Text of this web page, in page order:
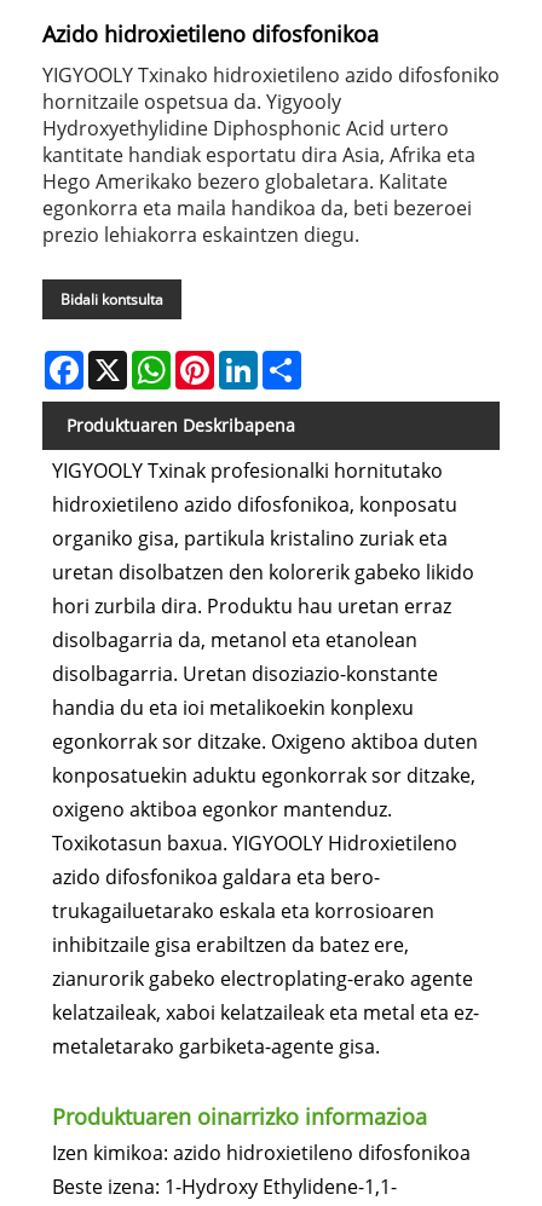
Azido hidroxietileno difosfonikoa
YIGYOOLY Txinako hidroxietileno azido difosfoniko
hornitzaile ospetsua da. Yigyooly
Hydroxyethylidine Diphosphonic Acid urtero
kantitate handiak esportatu dira Asia, Afrika eta
Hego Amerikako bezero globaletara. Kalitate
egonkorra eta maila handikoa da, beti bezeroei
prezio lehiakorra eskaintzen diegu.
Bidali kontsulta
Facebook
X WhatsAppPinterestLinkedIn
Produktuaren Deskribapena
YIGYOOLY Txinak profesionalki hornitutako
hidroxietileno azido difosfonikoa, konposatu
organiko gisa, partikula kristalino zuriak eta
uretan disolbatzen den kolorerik gabeko likido
hori zurbila dira. Produktu hau uretan erraz
disolbagarria da, metanol eta etanolean
disolbagarria. Uretan disoziazio-konstante
handia du eta ioi metalikoekin konplexu
egonkorrak sor ditzake. Oxigeno aktiboa duten
konposatuekin aduktu egonkorrak sor ditzake,
oxigeno aktiboa egonkor mantenduz.
Toxikotasun baxua. YIGYOOLY Hidroxietileno
azido difosfonikoa galdara eta bero-
trukagailuetarako eskala eta korrosioaren
inhibitzaile gisa erabiltzen da batez ere,
zianurorik gabeko electroplating-erako agente
kelatzaileak, xaboi kelatzaileak eta metal eta ez-
metaletarako garbiketa-agente gisa.
Produktuaren oinarrizko informazioa
Izen kimikoa: azido hidroxietileno difosfonikoa
Beste izena: 1-Hydroxy Ethylidene-1,1-